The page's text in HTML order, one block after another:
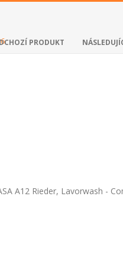
PRODUKT
A12 Rieder, Lavorwash -